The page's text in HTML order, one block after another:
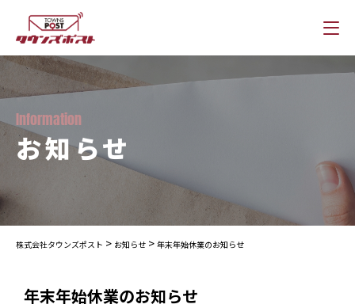
Information
お知らせ
株式会社タウンズポスト > お知らせ > 年末年始休業のお知らせ
年末年始休業のお知らせ